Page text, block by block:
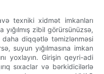
texniki xidmət imkanları
zibil görürsünüzsə,
daha diqqətlə təmizlənməsi
suyun yığılmasına imkan
yoxlayın. Girişin qeyri-adi
sıxaclar və bərkidicilərlə